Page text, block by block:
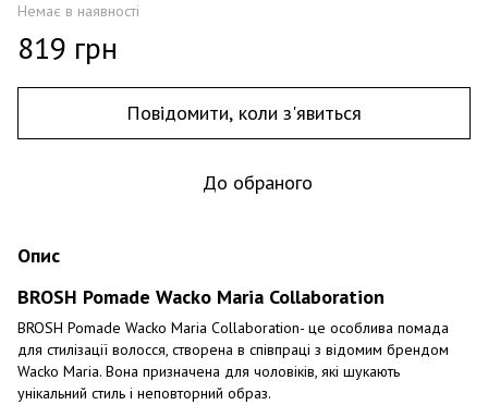
Немає в наявності
819 грн
Повідомити, коли з'явиться
До обраного
Опис
BROSH Pomade Wacko Maria Collaboration
BROSH Pomade Wacko Maria Collaboration- це особлива помада
для стилізації волосся, створена в співпраці з відомим брендом
Wacko Maria. Вона призначена для чоловіків, які шукають
унікальний стиль і неповторний образ.